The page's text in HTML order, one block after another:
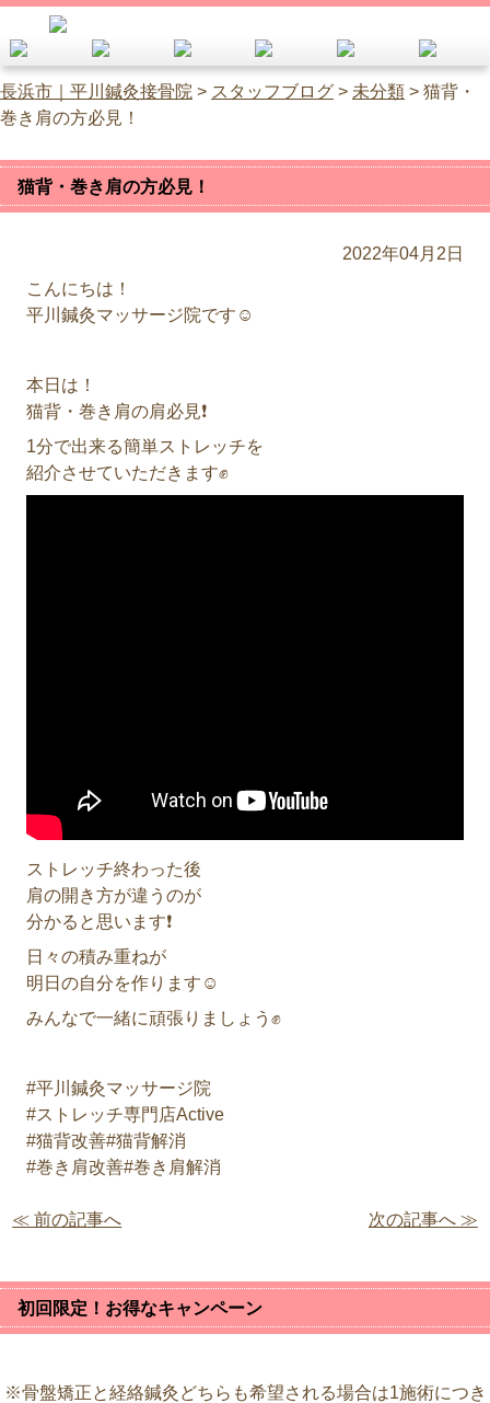
長浜市｜平川鍼灸接骨院 > スタッフブログ > 未分類 > 猫背・
巻き肩の方必見！
猫背・巻き肩の方必見！
2022年04月2日
こんにちは！
平川鍼灸マッサージ院です☺️
本日は！
猫背・巻き肩の肩必見❗️
1分で出来る簡単ストレッチを
紹介させていただきます✊
ストレッチ終わった後
肩の開き方が違うのが
分かると思います❗️
日々の積み重ねが
明日の自分を作ります☺️
みんなで一緒に頑張りましょう✊
#平川鍼灸マッサージ院
#ストレッチ専門店Active
#猫背改善#猫背解消
#巻き肩改善#巻き肩解消
≪ 前の記事へ 次の記事へ ≫
初回限定！お得なキャンペーン
※骨盤矯正と経絡鍼灸どちらも希望される場合は1施術につき